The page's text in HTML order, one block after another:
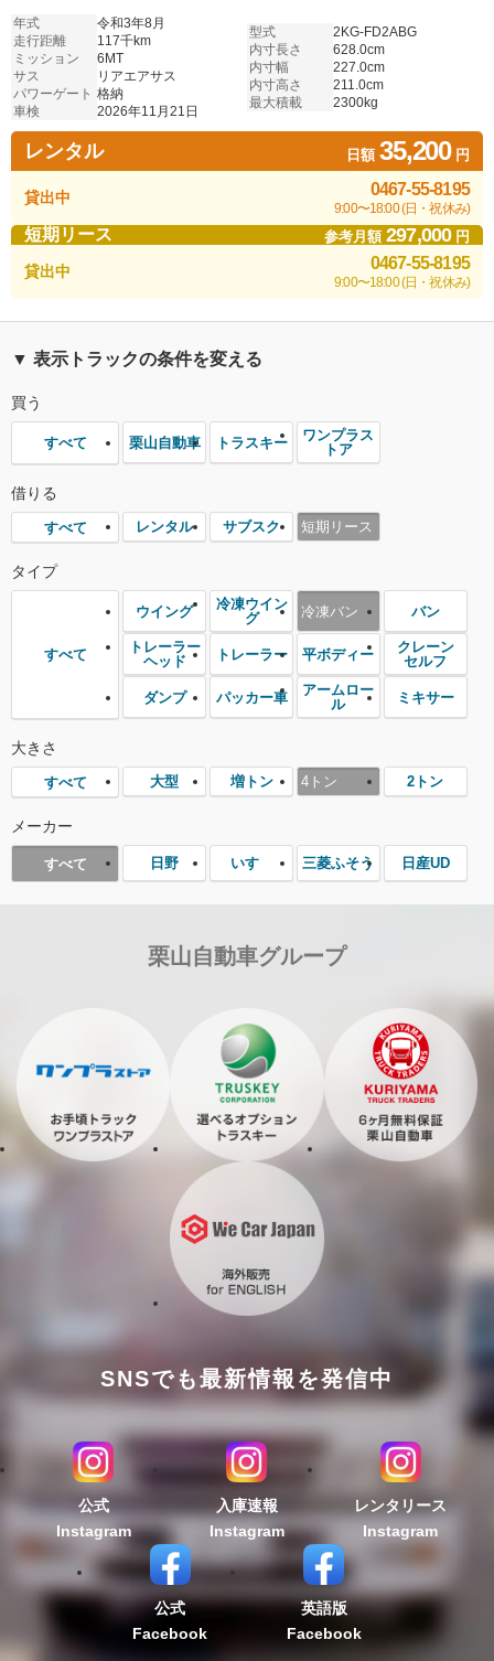
年式
令和3年8月
走行距離
117千km
ミッション
6MT
サス
リアエアサス
パワーゲート 格納
車検
2026年11月21日
型式
2KG-FD2ABG
内寸長さ
628.0cm
内寸幅
227.0cm
内寸高さ
211.0cm
最大積載
2300kg
レンタル 日額35,200円
貸出中 0467-55-8195
9:00〜18:00 (日・祝休み)
短期リース 参考月額297,000円
貸出中 0467-55-8195
9:00〜18:00 (日・祝休み)
▼ 表示トラックの条件を変える
買う
すべて 栗山自動車 トラスキー
ワンプラス
トア
借りる
すべて レンタル サブスク 短期リース
タイプ
すべて
ウイング
冷凍ウイン
グ
冷凍バン バン
トレーラー
ヘッド
トレーラー 平ボディー
クレーン
セルフ
ダンプ パッカー車
アームロー
ル
ミキサー
大きさ
すべて 大型 増トン 4トン 2トン
メーカー
すべて 日野 いすゞ 三菱ふそう 日産UD
栗山自動車グループ
SNSでも最新情報を発信中
公式
Instagram
入庫速報
Instagram
レンタリース
Instagram
公式
Facebook
英語版
Facebook